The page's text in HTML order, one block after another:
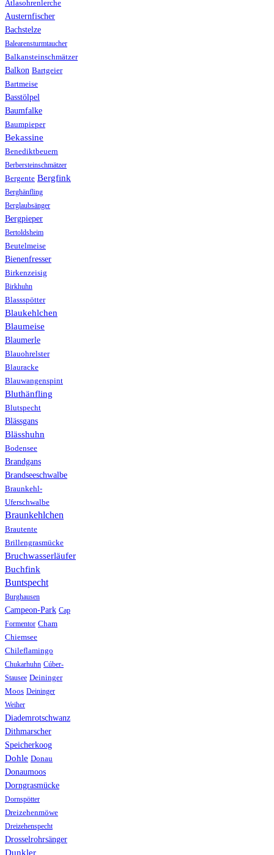
Atlasohrenlerche
Austernfischer
Bachstelze
Balearensturmtaucher
Balkansteinschmätzer
Balkon Bartgeier
Bartmeise
Basstölpel
Baumfalke
Baumpieper
Bekassine
Benediktbeuern
Berbersteinschmätzer
Bergente Bergfink
Berghänfling
Berglaubsänger
Bergpieper
Bertoldsheim
Beutelmeise
Bienenfresser
Birkenzeisig
Birkhuhn
Blassspötter
Blaukehlchen
Blaumeise
Blaumerle
Blauohrelster
Blauracke
Blauwangenspint
Bluthänfling
Blutspecht
Blässgans
Blässhuhn
Bodensee
Brandgans
Brandseeschwalbe
Braunkehl-
Uferschwalbe
Braunkehlchen
Brautente
Brillengrasmücke
Bruchwasserläufer
Buchfink
Buntspecht
Burghausen
Campeon-Park Cap
Formentor Cham
Chiemsee
Chileflamingo
Chukarhuhn Cúber-
Stausee Deininger
Moos Deininger
Weiher
Diademrotschwanz
Dithmarscher
Speicherkoog
Dohle Donau
Donaumoos
Dorngrasmücke
Dornspötter
Dreizehenmöwe
Dreizehenspecht
Drosselrohrsänger
Dunkler